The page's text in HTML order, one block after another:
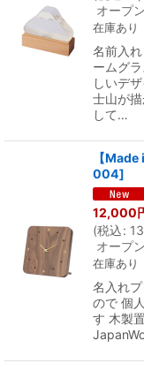
オープ
在庫あり
名前入
ームグ
しいデ
士山が
して…
【
004]
12,000
(税込:
オープ
在庫あり
名入れ
ので 個
す 木製